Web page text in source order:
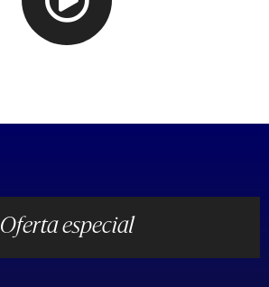
Oferta especial